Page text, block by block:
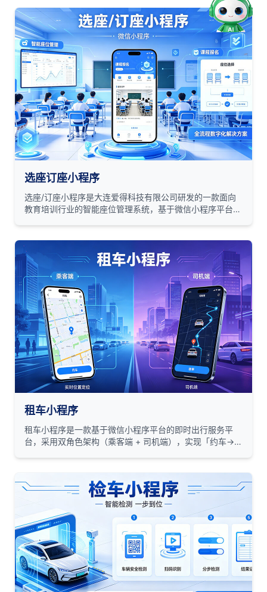
与新闻资讯功能。
选座订座小程序
选座/订座小程序是大连爱得科技有限公司研发的一款面向
教育培训行业的智能座位管理系统，基于微信小程序平台，
租车小程序
租车小程序是一款基于微信小程序平台的即时出行服务平
台，采用双角色架构（乘客端 + 司机端），实现「约车→接